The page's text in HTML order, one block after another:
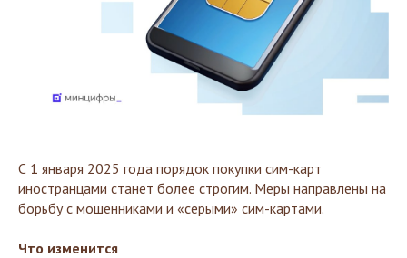
С 1 января 2025 года порядок покупки сим-карт
иностранцами станет более строгим. Меры направлены на
борьбу с мошенниками и «серыми» сим-картами.
Что изменится